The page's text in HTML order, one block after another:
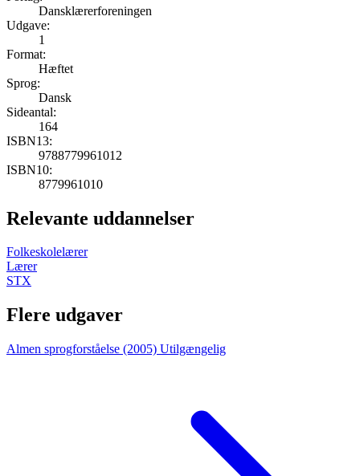
Dansklærerforeningen
Udgave:
1
Format:
Hæftet
Sprog:
Dansk
Sideantal:
164
ISBN13:
9788779961012
ISBN10:
8779961010
Relevante uddannelser
Folkeskolelærer
Lærer
STX
Flere udgaver
Almen sprogforståelse (2005) Utilgængelig